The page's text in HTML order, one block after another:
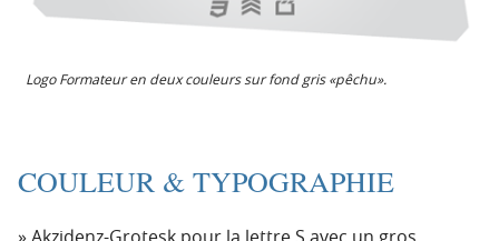
Logo Formateur en deux couleurs sur fond gris «pêchu».
COULEUR & TYPOGRAPHIE